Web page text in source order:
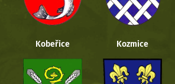
Kobeřice Kozmice